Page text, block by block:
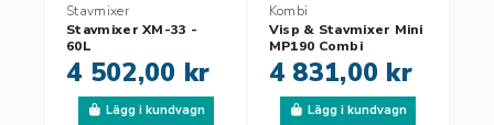
Stavmixer
Stavmixer XM-33 -
60L
4 502,00 kr
Lägg i kundvagn
Kombi
Visp & Stavmixer Mini
MP190 Combi
4 831,00 kr
Lägg i kundvagn